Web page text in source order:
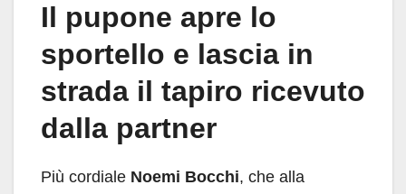
Il pupone apre lo
sportello e lascia in
strada il tapiro ricevuto
dalla partner
Più cordiale Noemi Bocchi, che alla